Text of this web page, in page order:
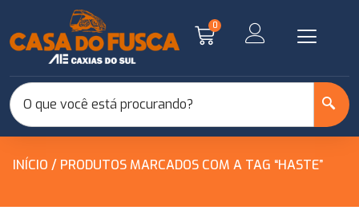
0
INÍCIO / PRODUTOS MARCADOS COM A TAG “HASTE”